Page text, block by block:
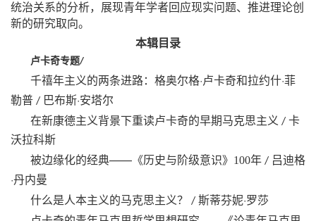
统治关系的分析，展现青年学者回应现实问题、推进理论创
新的研究取向。
本辑目录
卢卡奇专题/
千禧年主义的两条进路：格奥尔格·卢卡奇和拉约什·菲
勒普 / 巴布斯·安塔尔
在新康德主义背景下重读卢卡奇的早期马克思主义 / 卡
沃拉科斯
被边缘化的经典—— 《历史与阶级意识》 100年 / 吕迪格
·丹内曼
什么是人本主义的马克思主义？ / 斯蒂芬妮·罗莎